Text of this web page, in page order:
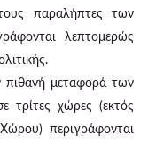
παραλήπτες των
λεπτομερώς
πιθανή μεταφορά των
τρίτες χώρες (εκτός
περιγράφονται